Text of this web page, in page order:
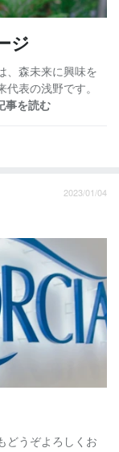
ジ
、森未来に興味を
表の浅野です。
事を読む
2023/01/04
どうぞよろしくお